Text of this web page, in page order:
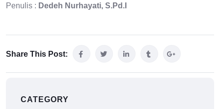
Penulis : Dedeh Nurhayati, S.Pd.I
Share This Post:
CATEGORY